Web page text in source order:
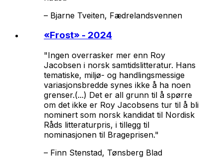
– Bjarne Tveiten, Fædrelandsvennen
«Frost» - 2024
"Ingen overrasker mer enn Roy
Jacobsen i norsk samtidslitteratur. Hans
tematiske, miljø- og handlingsmessige
variasjonsbredde synes ikke å ha noen
grenser.(...) Det er all grunn til å spørre
om det ikke er Roy Jacobsens tur til å bli
nominert som norsk kandidat til Nordisk
Råds litteraturpris, i tillegg til
nominasjonen til Brageprisen."
– Finn Stenstad, Tønsberg Blad